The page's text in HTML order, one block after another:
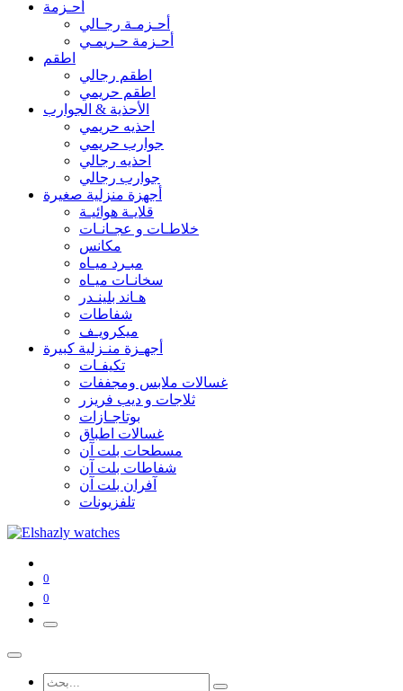
أحـزمة
أحـزمـة رجـالي
أحـزمة حـريمـي
اطقم
اطقم رجالي
اطقم حريمي
الأحذية & الجوارب
احذيه حريمي
جوارب حريمي
احذيه رجالي
جوارب رجالي
أجهزة منزلية صغيرة
قلايـة هوائيـة
خلاطـات و عجـانـات
مكانس
مبـرد ميـاه
سخانـات ميـاه
هـاند بلينـدر
شفاطات
ميكرويـف
أجهـزة منـزلية كبيرة
تكيفـات
غسالات ملابس ومجففات
ثلاجات و ديب فريزر
بوتاجـازات
غسالات اطباق
مسطحات بلت آن
شفاطات بلت آن
آفران بلت آن
تلفزيونات
0
0